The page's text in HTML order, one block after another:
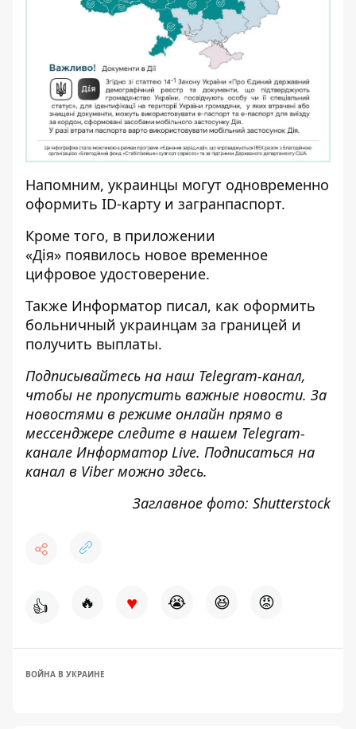
Напомним, украинцы могут одновременно
оформить ID-карту и загранпаспорт.
Кроме того, в приложении
«Дія» появилось новое временное
цифровое удостоверение.
Также Информатор писал, как оформить
больничный украинцам за границей и
получить выплаты.
Подписывайтесь на наш Telegram-канал,
чтобы не пропустить важные новости. За
новостями в режиме онлайн прямо в
мессенджере следите в нашем Telegram-
канале Информатор Live. Подписаться на
канал в Viber можно здесь.
Заглавное фото: Shutterstock
👍 🔥 ♥ 😭 😆 😡
ВОЙНА В УКРАИНЕ